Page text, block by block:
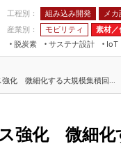
工程別： 組み込み開発 メ
産業別：
モビリティ 素材／
脱炭素
サステナ設計
IoT
場
設備保全 JIMTOF
IIFES
化 微細化する大規模集積回...
強化 微細化